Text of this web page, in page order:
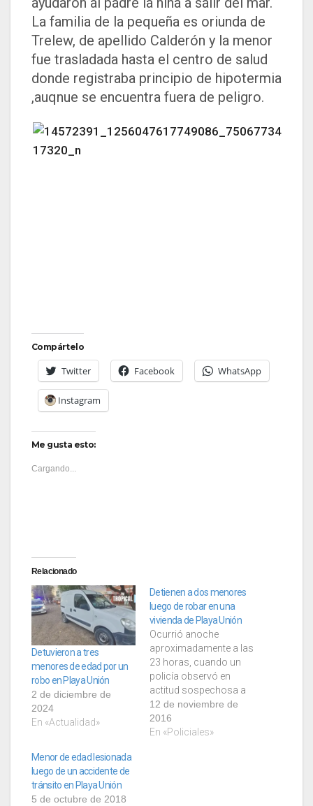
La familia de la pequeña es oriunda de
Trelew, de apellido Calderón y la menor
fue trasladada hasta el centro de salud
donde registraba principio de hipotermia
,auqnue se encuentra fuera de peligro.
Compártelo
Twitter Facebook WhatsApp
Instagram
Me gusta esto:
Cargando...
Relacionado
Detuvieron a tres
menores de edad por un
robo en Playa Unión
2 de diciembre de
2024
En «Actualidad»
Detienen a dos menores
luego de robar en una
vivienda de Playa Unión
Ocurrió anoche
aproximadamente a las
23 horas, cuando un
policía observó en
actitud sospechosa a
dos menores que
llevaban 3 mochilas.
Los jovencitos de 16 y
12 de noviembre de
2016
En «Policiales»
Menor de edad lesionada
luego de un accidente de
tránsito en Playa Unión
5 de octubre de 2018